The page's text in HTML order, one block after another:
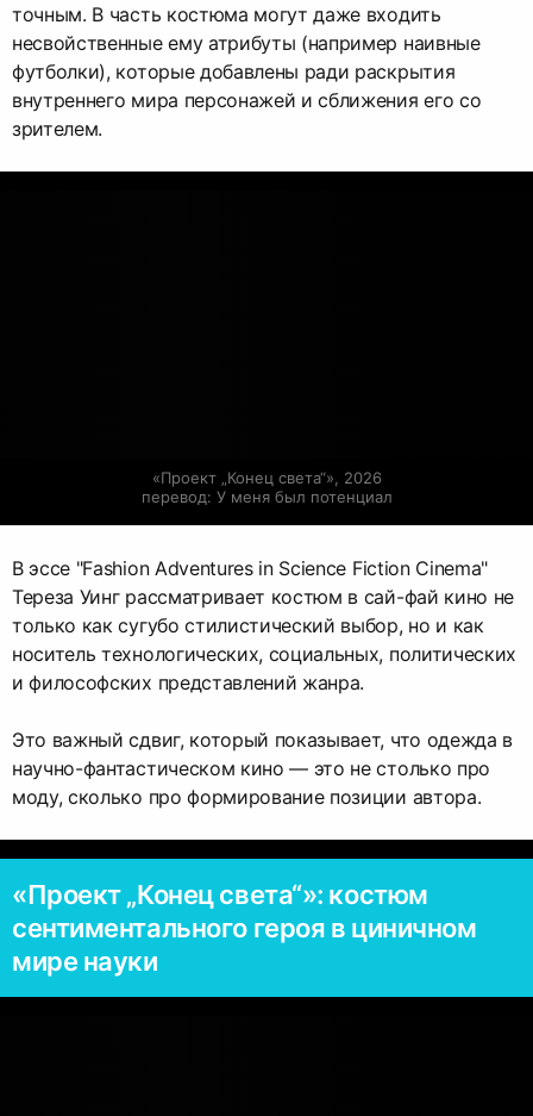
точным. В часть костюма могут даже входить
несвойственные ему атрибуты (например наивные
футболки), которые добавлены ради раскрытия
внутреннего мира персонажей и сближения его со
зрителем.
«Проект „Конец света“», 2026
перевод: У меня был потенциал
В эссе "Fashion Adventures in Science Fiction Cinema"
Тереза Уинг рассматривает костюм в сай-фай кино не
только как сугубо стилистический выбор, но и как
носитель технологических, социальных, политических
и философских представлений жанра.
Это важный сдвиг, который показывает, что одежда в
научно-фантастическом кино — это не столько про
моду, сколько про формирование позиции автора.
«Проект „Конец света“»: костюм
сентиментального героя в циничном
мире науки